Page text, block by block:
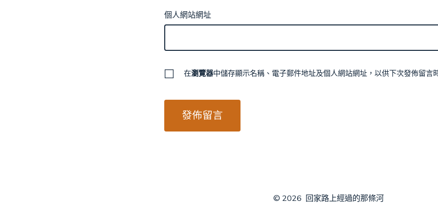
個人網站網址
在瀏覽器中儲存顯示名稱、電子郵件地址及個人網站網址，以供下次發佈留言
© 2026 回家路上經過的那條河